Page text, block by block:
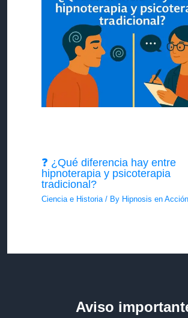
❓ ¿Qué diferencia hay entre
hipnoterapia y psicoterapia
tradicional?
Ciencia e Historia/ By Hipnosis en Acción
Aviso